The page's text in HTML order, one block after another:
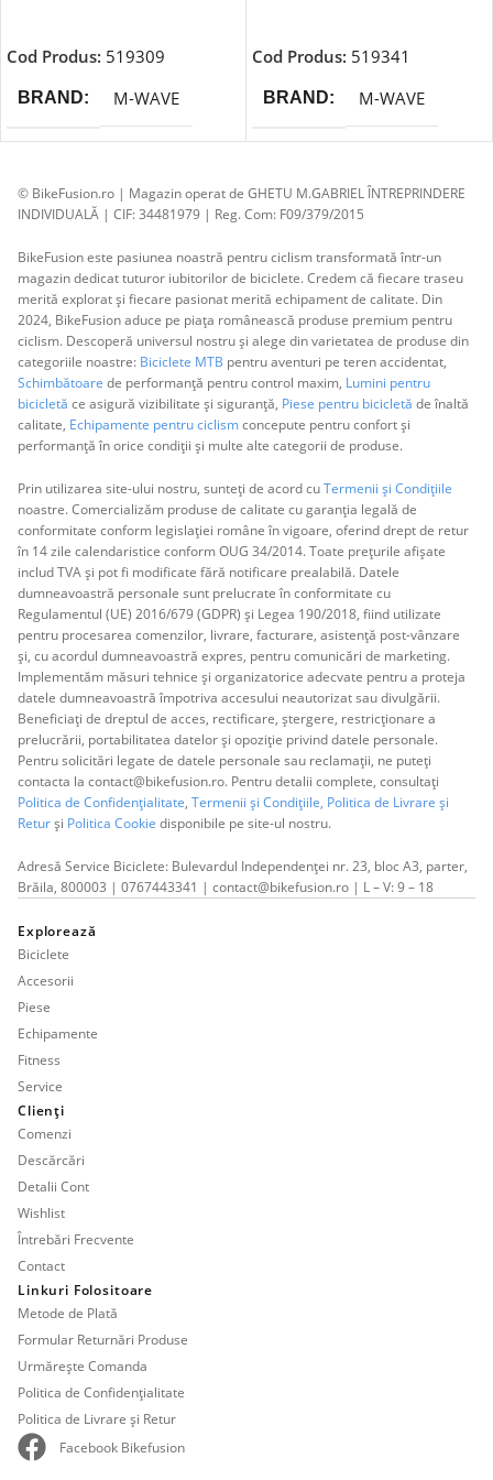
Cod Produs: 519309
BRAND M-WAVE
Cod Produs: 519341
BRAND M-WAVE
© BikeFusion.ro | Magazin operat de GHETU M.GABRIEL ÎNTREPRINDERE
INDIVIDUALĂ | CIF: 34481979 | Reg. Com: F09/379/2015
BikeFusion este pasiunea noastră pentru ciclism transformată într-un
magazin dedicat tuturor iubitorilor de biciclete. Credem că fiecare traseu
merită explorat și fiecare pasionat merită echipament de calitate. Din
2024, BikeFusion aduce pe piața românească produse premium pentru
ciclism. Descoperă universul nostru și alege din varietatea de produse din
categoriile noastre: Biciclete MTB pentru aventuri pe teren accidentat,
Schimbătoare de performanță pentru control maxim, Lumini pentru
bicicletă ce asigură vizibilitate și siguranță, Piese pentru bicicletă de înaltă
calitate, Echipamente pentru ciclismconcepute pentru confort și
performanță în orice condiții și multe alte categorii de produse.
Prin utilizarea site-ului nostru, sunteți de acord cuTermenii și Condițiile
noastre. Comercializăm produse de calitate cu garanția legală de
conformitate conform legislației române în vigoare, oferind drept de retur
în 14 zile calendaristice conform OUG 34/2014. Toate prețurile afișate
includ TVA și pot fi modificate fără notificare prealabilă. Datele
dumneavoastră personale sunt prelucrate în conformitate cu
Regulamentul (UE) 2016/679 (GDPR) și Legea 190/2018, fiind utilizate
pentru procesarea comenzilor, livrare, facturare, asistență post-vânzare
și, cu acordul dumneavoastră expres, pentru comunicări de marketing.
Implementăm măsuri tehnice și organizatorice adecvate pentru a proteja
datele dumneavoastră împotriva accesului neautorizat sau divulgării.
Beneficiați de dreptul de acces, rectificare, ștergere, restricționare a
prelucrării, portabilitatea datelor și opoziție privind datele personale.
Pentru solicitări legate de datele personale sau reclamații, ne puteți
contacta la contact@bikefusion.ro. Pentru detalii complete, consultați
Politica de Confidențialitate, Termenii și Condițiile, Politica de Livrare și
Returși Politica Cookie disponibile pe site-ul nostru.
Adresă Service Biciclete: Bulevardul Independenței nr. 23, bloc A3, parter,
Brăila, 800003 | 0767443341 | contact@bikefusion.ro | L – V: 9 – 18
Explorează
Biciclete
Accesorii
Piese
Echipamente
Fitness
Service
Clienți
Comenzi
Descărcări
Detalii Cont
Wishlist
Întrebări Frecvente
Contact
Linkuri Folositoare
Metode de Plată
Formular Returnări Produse
Urmărește Comanda
Politica de Confidențialitate
Politica de Livrare și Retur
Facebook Bikefusion